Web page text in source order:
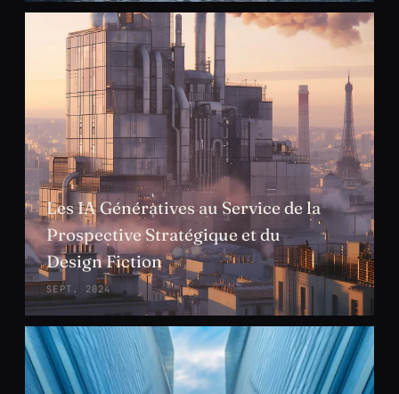
Les IA Génératives au Service de la
Prospective Stratégique et du
Design Fiction
SEPT. 2024